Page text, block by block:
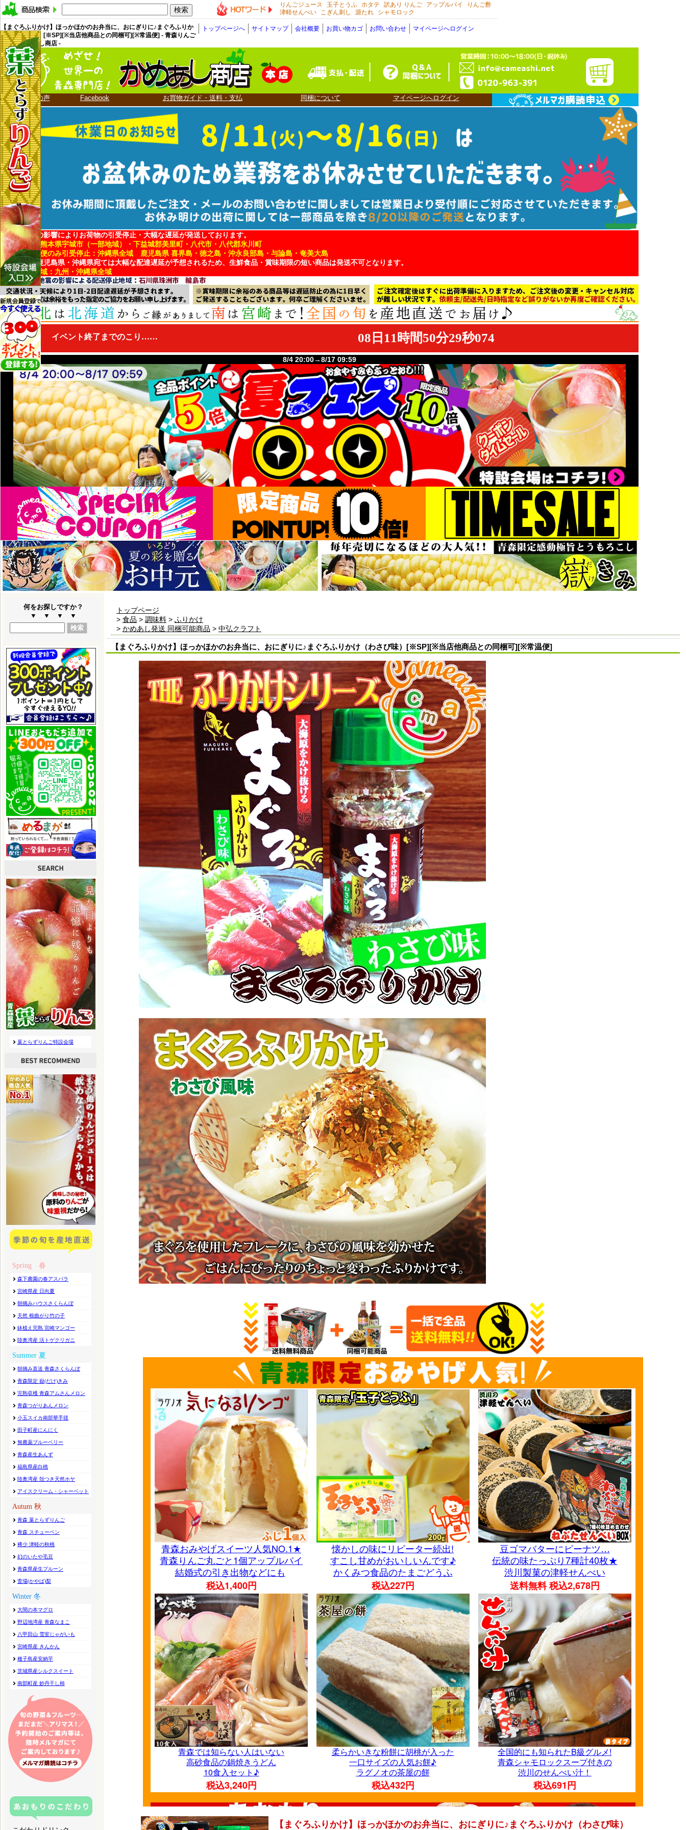
【まぐろふりかけ】ほっかほかのお弁当に、おにぎりに♪まぐろふりか
け（わさび味）[※SP][※当店他商品との同梱可][※常温便] - 青森りんご
嶽きみ かめあし商店 -
マイページへログイン
お問い合わせ
お買い物カゴ
会社概要
サイトマップ
トップページへ
HOTワード
りんごジュース 玉子とうふ ホタテ 訳あり りんご アップルパイ
りんご酢
津軽せんべい
こぎん刺し 源たれ シャモロック
お客様の声 Facebook お買物ガイド・送料・支払 同梱について マイページへログイン
地震・台風の影響によりお荷物の引受停止・大幅な遅延が発送しております。
■引受停止：熊本県宇城市（一部地域）・下益城郡美里町・八代市・八代郡氷川町
■冷蔵・冷凍便のみ引受停止：沖縄県全域 鹿児島県 喜界島・徳之島・沖永良部島・与論島・奄美大島
※熊本県・鹿児島県・沖縄県宛ては大幅な配達遅延が予想されるため、生鮮食品・賞味期限の短い商品は発送不可となります。
■配達遅延地域：九州・沖縄県全域
8/4 20:00→8/17 09:59
何をお探しですか？
▼ ▼ ▼ ▼
トップページ
> 食品 > 調味料 > ふりかけ
> かめあし発送 同梱可能商品 > 中弘クラフト
【まぐろふりかけ】ほっかほかのお弁当に、おにぎりに♪まぐろふりかけ（わさび味）[※SP][※当店他商品との同梱可][※常温便]
【まぐろふりかけ】ほっかほかのお弁当に、おにぎりに♪まぐろふりかけ（わさび味）